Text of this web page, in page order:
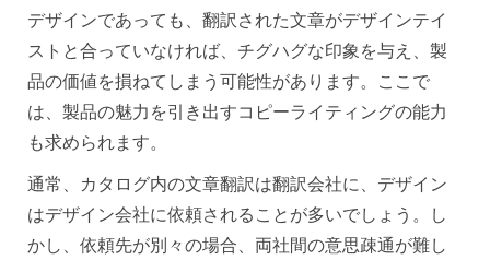
デザインであっても、翻訳された文章がデザインテイ
ストと合っていなければ、チグハグな印象を与え、製
品の価値を損ねてしまう可能性があります。ここで
は、製品の魅力を引き出すコピーライティングの能力
も求められます。
通常、カタログ内の文章翻訳は翻訳会社に、デザイン
はデザイン会社に依頼されることが多いでしょう。し
かし、依頼先が別々の場合、両社間の意思疎通が難し